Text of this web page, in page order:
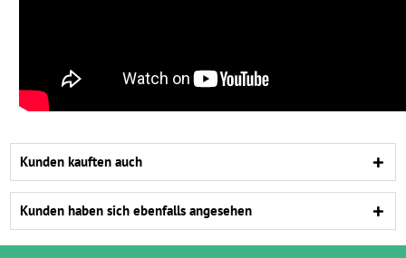
Kunden kauften auch
Kunden haben sich ebenfalls angesehen